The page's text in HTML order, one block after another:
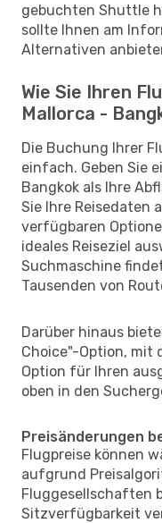
gebuchten Shuttle
sollte Ihnen am
Alternativen
Wie Sie Ihren
Mallorca -
Die Buchung Ihrer
einfach. Geben Sie
Bangkok als Ihre
Sie Ihre Reisedaten
verfügbaren
ideales Reiseziel
Suchmaschine
Tausenden von
Darüber hinaus
Choice"-Option, mit
Option für Ihren
oben in den
Preisänderungen
Flugpreise können
aufgrund
Fluggesellschaften
Sitzverfügbarkeit